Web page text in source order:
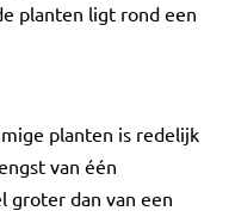
planten ligt rond een
planten is redelijk
van één
groter dan van een